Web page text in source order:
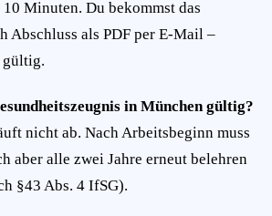
Minuten. Du bekommst das
Abschluss als PDF per E-Mail –
gültig.
in München gültig?
nicht ab. Nach Arbeitsbeginn muss
aber alle zwei Jahre erneut belehren
§43 Abs. 4 IfSG).